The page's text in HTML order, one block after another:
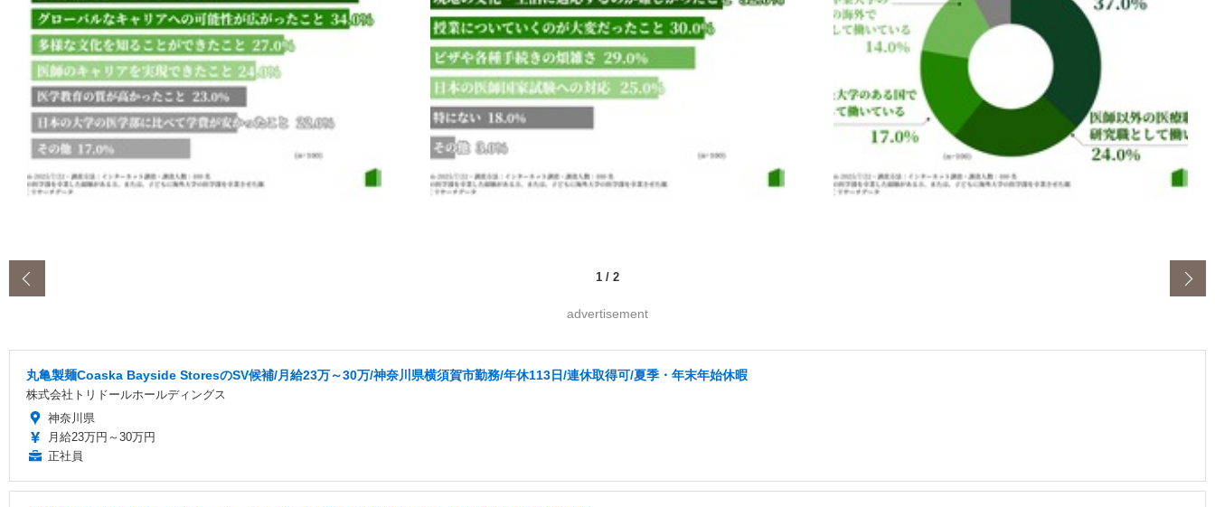
1 / 2
advertisement
丸亀製麺Coaska Bayside StoresのSV候補/月給23万～30万/神奈川県横須賀市勤務/年休113日/連休取得可/夏季・年末年始休暇
株式会社トリドールホールディングス
神奈川県
月給23万円～30万円
正社員